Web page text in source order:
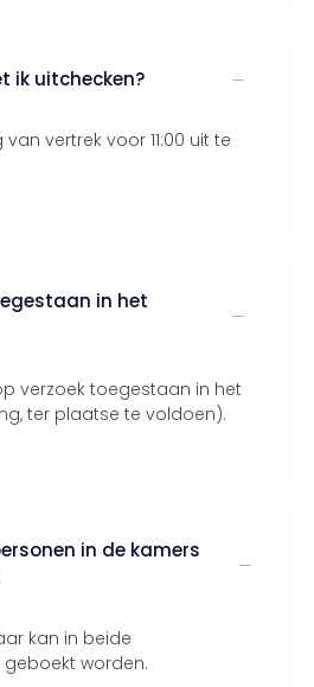
ik uitchecken?
vertrek voor 11:00 uit te
in het
verzoek toegestaan in het
ter plaatse te voldoen).
in de kamers
kan in beide
worden.